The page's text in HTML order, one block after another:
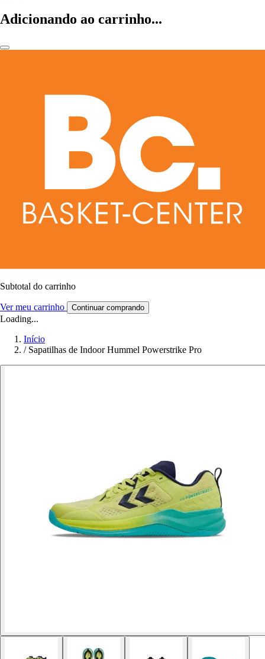
Adicionando ao carrinho...
Subtotal do carrinho
Ver meu carrinho Continuar comprando
Loading...
Início
/ Sapatilhas de Indoor Hummel Powerstrike Pro